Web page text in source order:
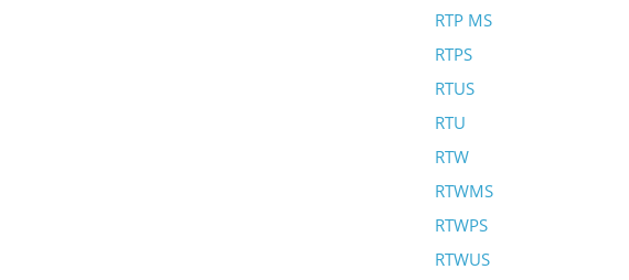
RTP MS
RTPS
RTUS
RTU
RTW
RTWMS
RTWPS
RTWUS